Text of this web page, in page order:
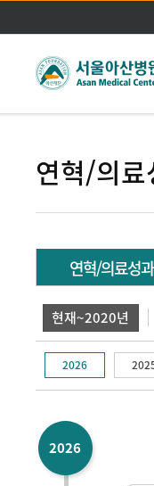
연혁/의료
연혁/의료성과
현재~2020년
2026
2026